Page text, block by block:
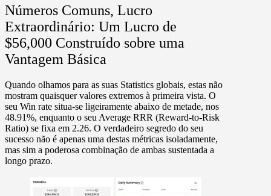
Números Comuns, Lucro
Extraordinário: Um Lucro de
$56,000 Construído sobre uma
Vantagem Básica
Quando olhamos para as suas Statistics globais, estas não
mostram quaisquer valores extremos à primeira vista. O
seu Win rate situa-se ligeiramente abaixo de metade, nos
48.91%, enquanto o seu Average RRR (Reward-to-Risk
Ratio) se fixa em 2.26. O verdadeiro segredo do seu
sucesso não é apenas uma destas métricas isoladamente,
mas sim a poderosa combinação de ambas sustentada a
longo prazo.